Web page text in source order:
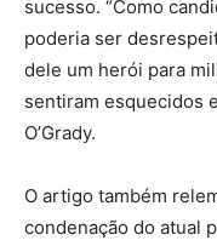
sucesso. “Como
poderia ser
dele um herói para
sentiram esquecidos
O’Grady.
O artigo também
condenação do atual